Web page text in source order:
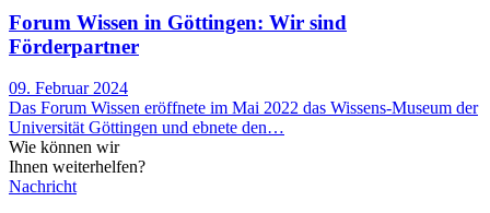
Forum Wissen in Göttingen: Wir sind
Förderpartner
09. Februar 2024
Das Forum Wissen eröffnete im Mai 2022 das Wissens-Museum der
Universität Göttingen und ebnete den…
Wie können wir
Ihnen weiterhelfen?
Nachricht